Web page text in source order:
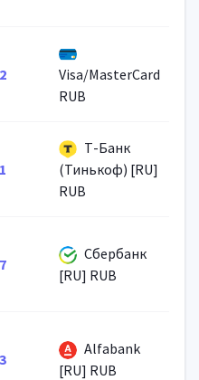
Visa/MasterCard
RUB
Т-Банк
(Тинькоф) [RU]
RUB
Сбербанк
[RU] RUB
Alfabank
[RU] RUB